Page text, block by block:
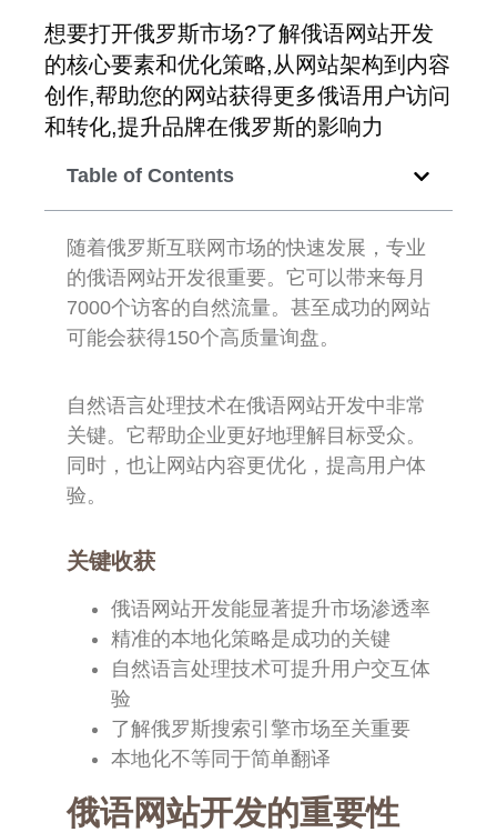
想要打开俄罗斯市场?了解俄语网站开发
的核心要素和优化策略,从网站架构到内容
创作,帮助您的网站获得更多俄语用户访问
和转化,提升品牌在俄罗斯的影响力
Table of Contents
随着俄罗斯互联网市场的快速发展，专业
的俄语网站开发很重要。它可以带来每月
7000个访客的自然流量。甚至成功的网站
可能会获得150个高质量询盘。
自然语言处理技术在俄语网站开发中非常
关键。它帮助企业更好地理解目标受众。
同时，也让网站内容更优化，提高用户体
验。
关键收获
俄语网站开发能显著提升市场渗透率
精准的本地化策略是成功的关键
自然语言处理技术可提升用户交互体
验
了解俄罗斯搜索引擎市场至关重要
本地化不等同于简单翻译
俄语网站开发的重要性